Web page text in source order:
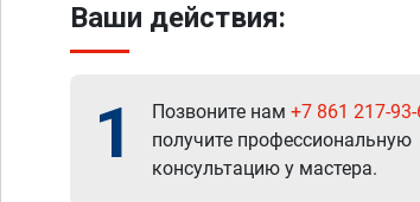
Ваши действия:
1 Позвоните нам +7 861 217-
получите профессиональную
консультацию у мастера.